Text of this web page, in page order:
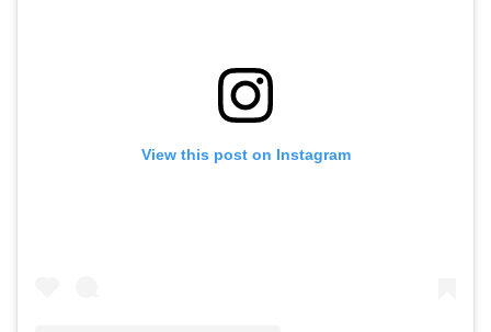
View this post on Instagram